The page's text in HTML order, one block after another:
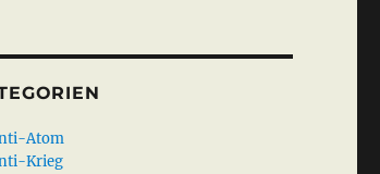
Atom
Krieg